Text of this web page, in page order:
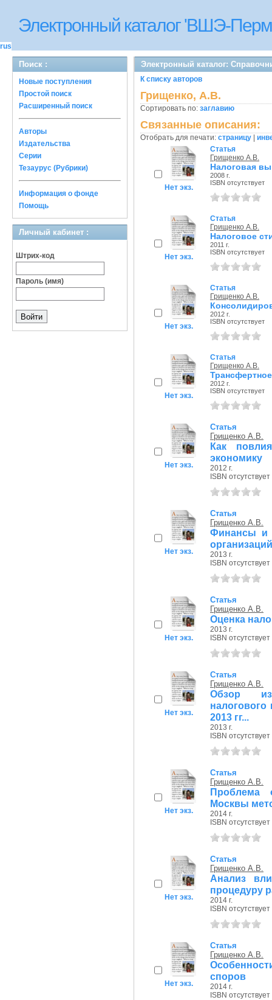
Электронный каталог 'ВШЭ-
rus
Поиск :
Новые поступления
Простой поиск
Расширенный поиск
Авторы
Издательства
Серии
Тезаурус (Рубрики)
Информация о фонде
Помощь
Личный кабинет :
Штрих-код
Пароль (имя)
Электронный каталог:
К списку авторов
Грищенко, А.В.
Сортировать по: заглавию
Связанные описания:
Отобрать для печати: страницу
Нет экз.
Статья
Грищенко А.В.
Налоговая
2008 г.
ISBN отсутствует
Нет экз.
Статья
Грищенко А.В.
Налоговое
2011 г.
ISBN отсутствует
Нет экз.
Статья
Грищенко А.В.
2012 г.
ISBN отсутствует
Нет экз.
Статья
Грищенко А.В.
2012 г.
ISBN отсутствует
Нет экз.
Статья
Грищенко А.В.
Как
экономику
2012 г.
ISBN отсутствует
Нет экз.
Статья
Грищенко А.В.
Финансы и
организаций
2013 г.
ISBN отсутствует
Нет экз.
Статья
Грищенко А.В.
Оценка
2013 г.
ISBN отсутствует
Нет экз.
Статья
Грищенко А.В.
Обзор
2013 гг...
2013 г.
ISBN отсутствует
Нет экз.
Статья
Грищенко А.В.
Проблема
Москвы
2014 г.
ISBN отсутствует
Нет экз.
Статья
Грищенко А.В.
Анализ
процедуру
2014 г.
ISBN отсутствует
Нет экз.
Статья
Грищенко А.В.
споров
2014 г.
ISBN отсутствует